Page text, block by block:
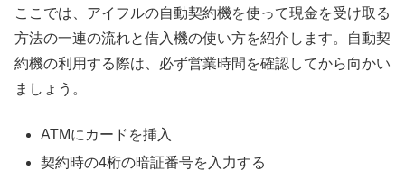
ここでは、アイフルの自動契約機を使って現金を受け取る
方法の一連の流れと借入機の使い方を紹介します。自動契
約機の利用する際は、必ず営業時間を確認してから向かい
ましょう。
ATMにカードを挿入
契約時の4桁の暗証番号を入力する